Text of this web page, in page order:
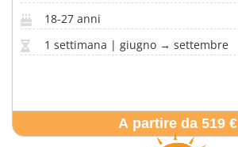
18-27 anni
1 settimana | giugno → settembre
A partire da 519 €